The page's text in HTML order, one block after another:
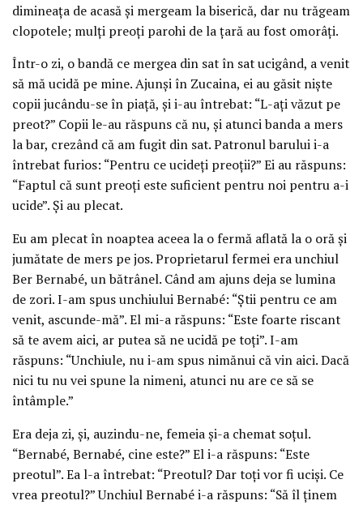
dimineaţa de acasă şi mergeam la biserică, dar nu trăgeam
clopotele; mulţi preoţi parohi de la ţară au fost omorâţi.
Într-o zi, o bandă ce mergea din sat în sat ucigând, a venit
să mă ucidă pe mine. Ajunşi în Zucaina, ei au găsit nişte
copii jucându-se în piaţă, şi i-au întrebat: “L-aţi văzut pe
preot?” Copii le-au răspuns că nu, şi atunci banda a mers
la bar, crezând că am fugit din sat. Patronul barului i-a
întrebat furios: “Pentru ce ucideţi preoţii?” Ei au răspuns:
“Faptul că sunt preoţi este suficient pentru noi pentru a-i
ucide”. Şi au plecat.
Eu am plecat în noaptea aceea la o fermă aflată la o oră şi
jumătate de mers pe jos. Proprietarul fermei era unchiul
Ber Bernabé, un bătrânel. Când am ajuns deja se lumina
de zori. I-am spus unchiului Bernabé: “Ştii pentru ce am
venit, ascunde-mă”. El mi-a răspuns: “Este foarte riscant
să te avem aici, ar putea să ne ucidă pe toţi”. I-am
răspuns: “Unchiule, nu i-am spus nimănui că vin aici. Dacă
nici tu nu vei spune la nimeni, atunci nu are ce să se
întâmple.”
Era deja zi, şi, auzindu-ne, femeia şi-a chemat soţul.
“Bernabé, Bernabé, cine este?” El i-a răspuns: “Este
preotul”. Ea l-a întrebat: “Preotul? Dar toţi vor fi ucişi. Ce
vrea preotul?” Unchiul Bernabé i-a răspuns: “Să îl ţinem